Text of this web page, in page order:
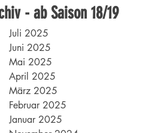
- ab Saison 18/19
Juli 2025
Juni 2025
Mai 2025
April 2025
März 2025
Februar 2025
Januar 2025